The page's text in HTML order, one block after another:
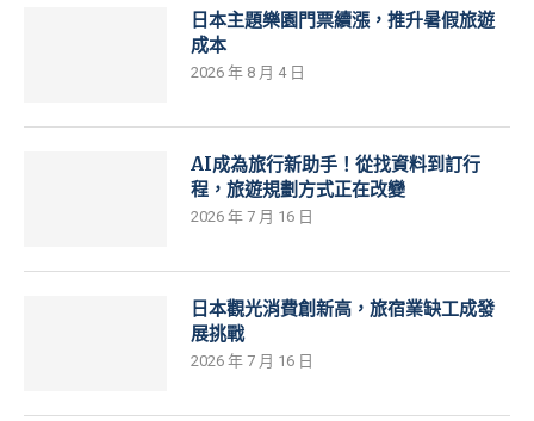
日本主題樂園門票續漲，推升暑假旅遊
成本
2026 年 8 月 4 日
AI成為旅行新助手！從找資料到訂行
程，旅遊規劃方式正在改變
2026 年 7 月 16 日
日本觀光消費創新高，旅宿業缺工成發
展挑戰
2026 年 7 月 16 日